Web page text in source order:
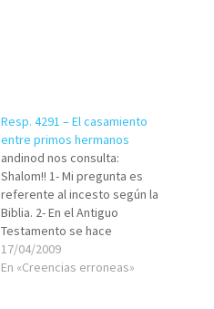
Resp. 4291 – El casamiento
entre primos hermanos
andinod nos consulta:
Shalom!! 1- Mi pregunta es
referente al incesto según la
Biblia. 2- En el Antiguo
Testamento se hace
referencia a la unión
matrimonial entre Abraham y
17/04/2009
En «Creencias erroneas»